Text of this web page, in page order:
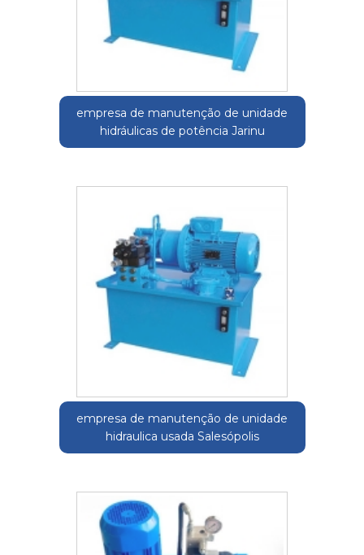
empresa de manutenção de unidade
hidráulicas de potência Jarinu
empresa de manutenção de unidade
hidraulica usada Salesópolis